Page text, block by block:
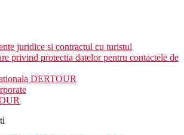
juridice si contractul cu turistul
privind protectia datelor pentru contactele de
DERTOUR